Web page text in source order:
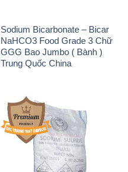
Sodium Bicarbonate – Bicar
NaHCO3 Food Grade 3 Chữ
GGG Bao Jumbo ( Bành )
Trung Quốc China